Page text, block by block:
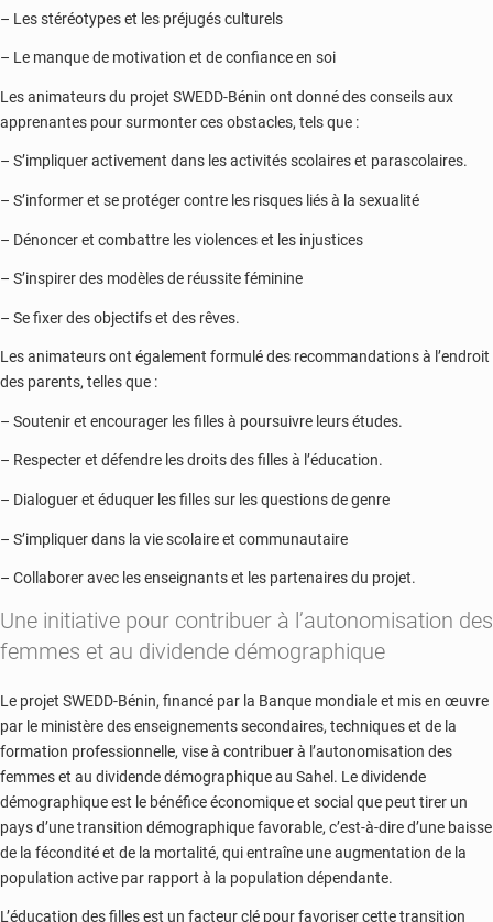
– Les stéréotypes et les préjugés culturels
– Le manque de motivation et de confiance en soi
Les animateurs du projet SWEDD-Bénin ont donné des conseils aux
apprenantes pour surmonter ces obstacles, tels que :
– S’impliquer activement dans les activités scolaires et parascolaires.
– S’informer et se protéger contre les risques liés à la sexualité
– Dénoncer et combattre les violences et les injustices
– S’inspirer des modèles de réussite féminine
– Se fixer des objectifs et des rêves.
Les animateurs ont également formulé des recommandations à l’endroit
des parents, telles que :
– Soutenir et encourager les filles à poursuivre leurs études.
– Respecter et défendre les droits des filles à l’éducation.
– Dialoguer et éduquer les filles sur les questions de genre
– S’impliquer dans la vie scolaire et communautaire
– Collaborer avec les enseignants et les partenaires du projet.
Une initiative pour contribuer à l’autonomisation des
femmes et au dividende démographique
Le projet SWEDD-Bénin, financé par la Banque mondiale et mis en œuvre
par le ministère des enseignements secondaires, techniques et de la
formation professionnelle, vise à contribuer à l’autonomisation des
femmes et au dividende démographique au Sahel. Le dividende
démographique est le bénéfice économique et social que peut tirer un
pays d’une transition démographique favorable, c’est-à-dire d’une baisse
de la fécondité et de la mortalité, qui entraîne une augmentation de la
population active par rapport à la population dépendante.
L’éducation des filles est un facteur clé pour favoriser cette transition